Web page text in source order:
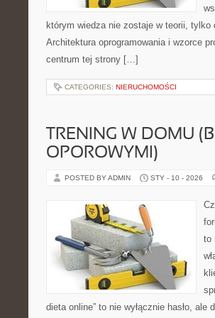
którym wiedza nie zostaje w teorii,
Architektura oprogramowania i wzorce
centrum tej strony […]
CATEGORIES: NIERUCHOMOŚCI
TRENING W DOMU
OPOROWYMI)
POSTED BY ADMIN STY - 10 - 2026
to
dieta online” to nie wyłącznie hasło,